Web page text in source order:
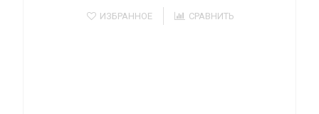
ИЗБРАННОЕ СРАВНИТЬ